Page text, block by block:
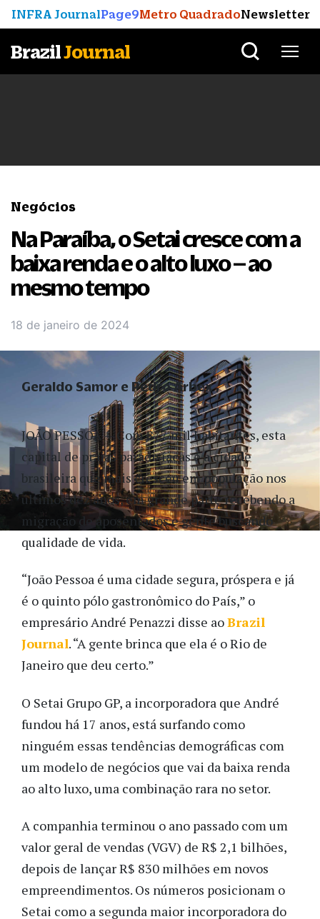
INFRA JournalPage9Metro QuadradoNewsletter
BrazilJournal
Negócios
Na Paraíba, o Setai cresce com a
baixa renda e o alto luxo – ao
mesmo tempo
18 de janeiro de 2024
JOÃO PESSOA — Com 877 mil habitantes, esta
capital de praias paradisíacas é a cidade
brasileira que mais cresceu em população nos
últimos dez anos, em grande parte recebendo a
migração de aposentados e gente buscando
qualidade de vida.
“João Pessoa é uma cidade segura, próspera e já
é o quinto pólo gastronômico do País,” o
empresário André Penazzi disse aoBrazil
Journal. “A gente brinca que ela é o Rio de
Janeiro que deu certo.”
O Setai Grupo GP, a incorporadora que André
fundou há 17 anos, está surfando como
ninguém essas tendências demográficas com
um modelo de negócios que vai da baixa renda
ao alto luxo, uma combinação rara no setor.
A companhia terminou o ano passado com um
valor geral de vendas (VGV) de R$ 2,1 bilhões,
depois de lançar R$ 830 milhões em novos
empreendimentos. Os números posicionam o
Setai como a segunda maior incorporadora do
Geraldo Samor e Pedro Arbex